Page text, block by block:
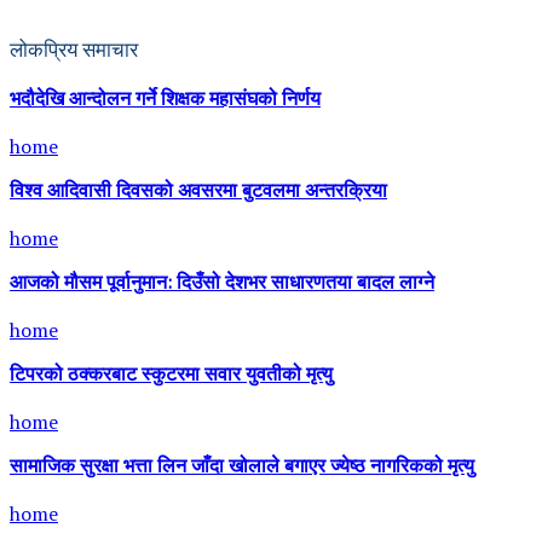
लोकप्रिय समाचार
भदौदेखि आन्दोलन गर्ने शिक्षक महासंघको निर्णय
home
विश्व आदिवासी दिवसको अवसरमा बुटवलमा अन्तरक्रिया
home
आजको मौसम पूर्वानुमान: दिउँसो देशभर साधारणतया बादल लाग्ने
home
टिपरको ठक्करबाट स्कुटरमा सवार युवतीको मृत्यु
home
सामाजिक सुरक्षा भत्ता लिन जाँदा खोलाले बगाएर ज्येष्ठ नागरिकको मृत्यु
home